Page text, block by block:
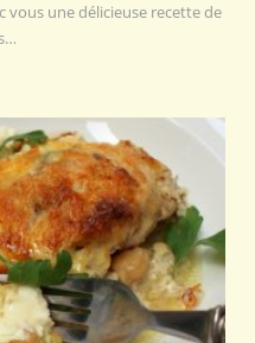
vous une délicieuse recette de